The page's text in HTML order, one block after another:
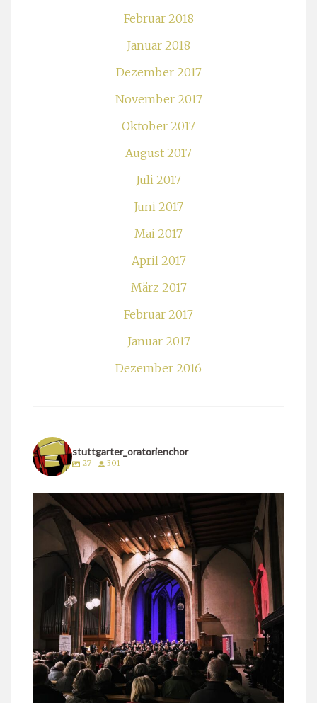
Februar 2018
Januar 2018
Dezember 2017
November 2017
Oktober 2017
August 2017
Juli 2017
Juni 2017
Mai 2017
April 2017
März 2017
Februar 2017
Januar 2017
Dezember 2016
stuttgarter_oratorienchor
27 301
stuttgarter_oratorienchor
März 24